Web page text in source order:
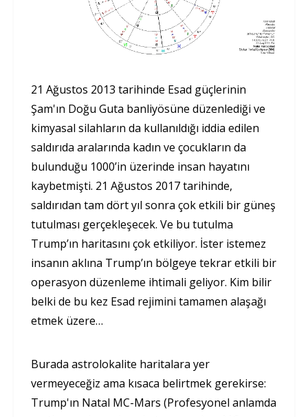
21 Ağustos 2013 tarihinde Esad güçlerinin
Şam'ın Doğu Guta banliyösüne düzenlediği ve
kimyasal silahların da kullanıldığı iddia edilen
saldırıda aralarında kadın ve çocukların da
bulunduğu 1000’in üzerinde insan hayatını
kaybetmişti. 21 Ağustos 2017 tarihinde,
saldırıdan tam dört yıl sonra çok etkili bir güneş
tutulması gerçekleşecek. Ve bu tutulma
Trump’ın haritasını çok etkiliyor. İster istemez
insanın aklına Trump’ın bölgeye tekrar etkili bir
operasyon düzenleme ihtimali geliyor. Kim bilir
belki de bu kez Esad rejimini tamamen alaşağı
etmek üzere…
Burada astrolokalite haritalara yer
vermeyeceğiz ama kısaca belirtmek gerekirse:
Trump'ın Natal MC-Mars (Profesyonel anlamda